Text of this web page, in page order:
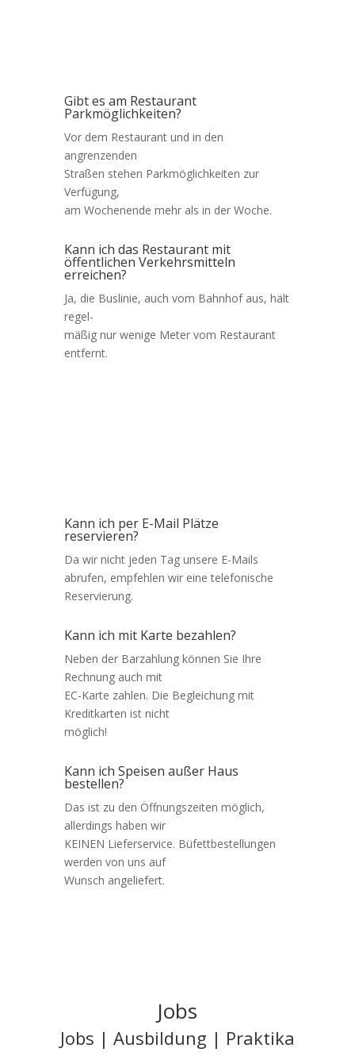
Gibt es am Restaurant
Parkmöglichkeiten?
Vor dem Restaurant und in den
angrenzenden
Straßen stehen Parkmöglichkeiten zur
Verfügung,
am Wochenende mehr als in der Woche.
Kann ich das Restaurant mit
öffentlichen Verkehrsmitteln
erreichen?
Ja, die Buslinie, auch vom Bahnhof aus, hält
regel-
mäßig nur wenige Meter vom Restaurant
entfernt.
Kann ich per E-Mail Plätze
reservieren?
Da wir nicht jeden Tag unsere E-Mails
abrufen, empfehlen wir eine telefonische
Reservierung.
Kann ich mit Karte bezahlen?
Neben der Barzahlung können Sie Ihre
Rechnung auch mit
EC-Karte zahlen. Die Begleichung mit
Kreditkarten ist nicht
möglich!
Kann ich Speisen außer Haus
bestellen?
Das ist zu den Öffnungszeiten möglich,
allerdings haben wir
KEINEN Lieferservice. Büfettbestellungen
werden von uns auf
Wunsch angeliefert.
Jobs
Jobs | Ausbildung | Praktika